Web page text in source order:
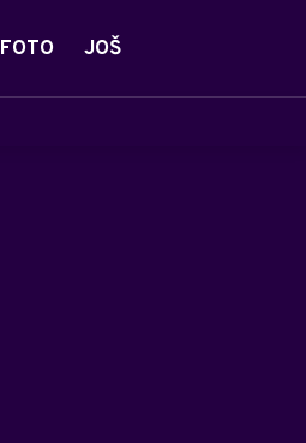
FOTO JOŠ